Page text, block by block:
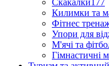
Скакалки177
Килимки та
Фітнес
Упори для
М'ячі та
Гімнастичні